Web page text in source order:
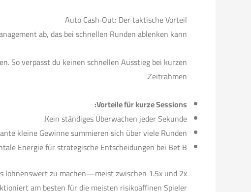
Auto Cash‑Out: Der taktische Vorteil
ab, das bei schnellen Runden ablenken kann.
So verpasst du keinen schnellen Ausstieg bei kurzen
Zeitrahmen.
Vorteile für kurze Sessions:
Kein ständiges Überwachen jeder Sekunde.
kleine Gewinne summieren sich über viele Runden.
Energie für strategische Entscheidungen bei Bet B.
lohnenswert zu machen—meist zwischen 1.5x und 2x
am besten für die meisten risikoaffinen Spieler.